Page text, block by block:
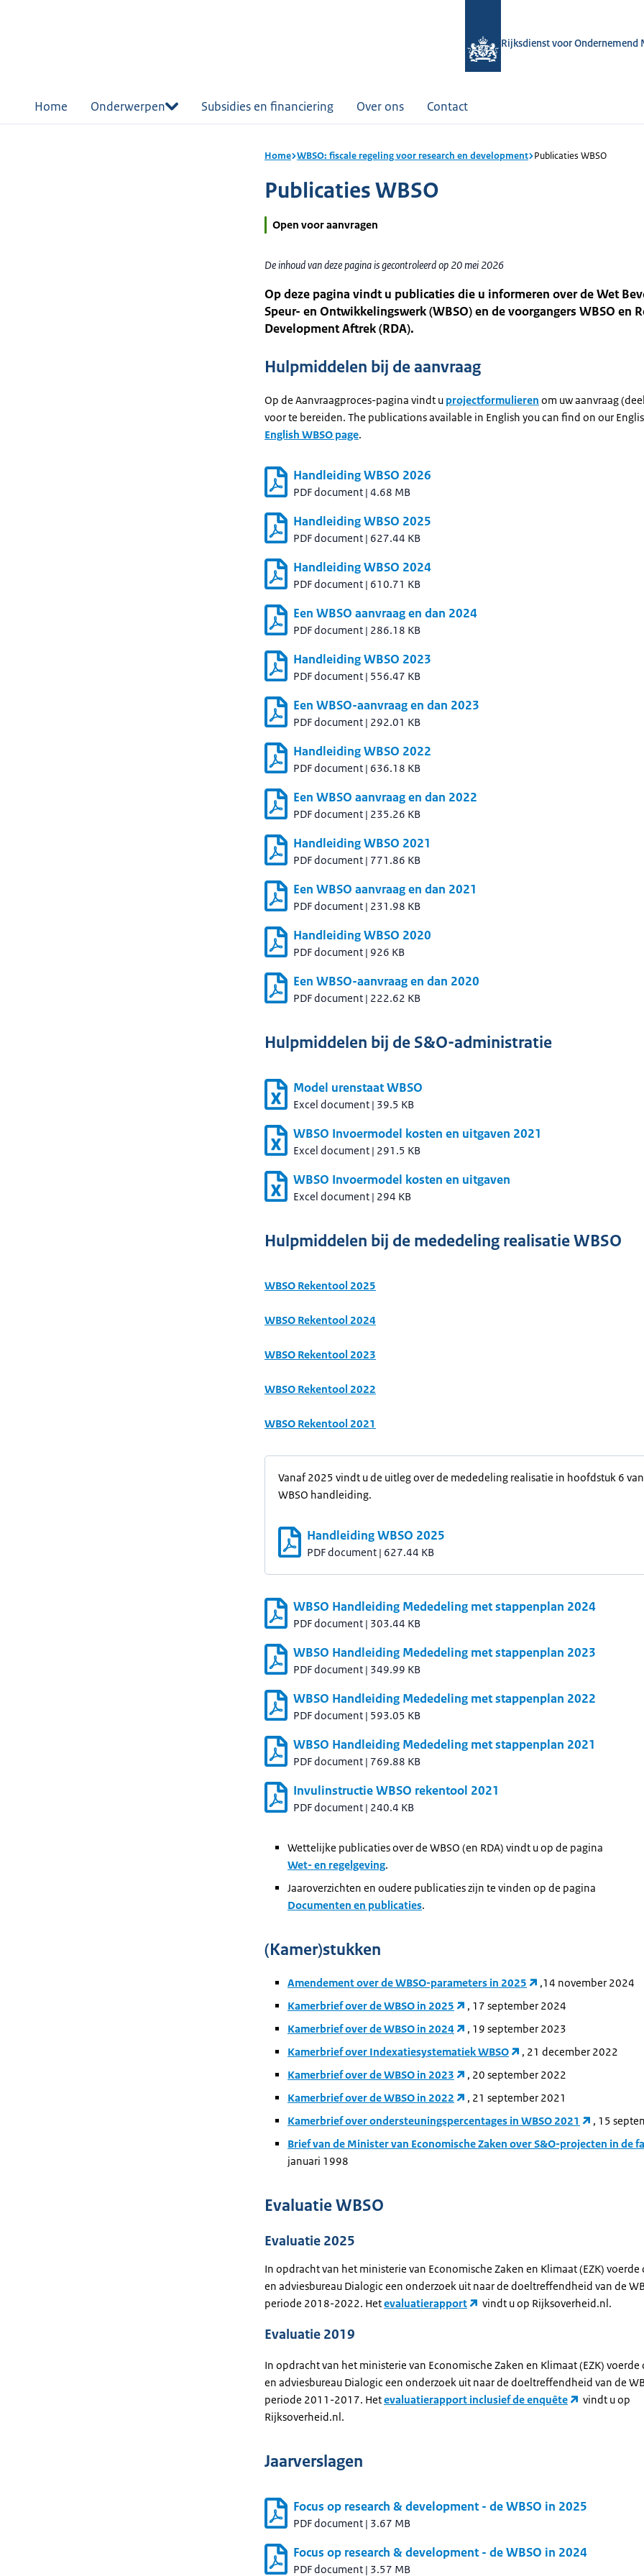
Rijksdienst voor Ondernemend
Home Onderwerpen Subsidies en financiering Over ons Contact
Home WBSO: fiscale regeling voor research en development Publicaties WBSO
Publicaties WBSO
Open voor aanvragen
De inhoud van deze pagina is gecontroleerd op 20 mei 2026
Op deze pagina vindt u publicaties die u informeren over de Wet
Speur- en Ontwikkelingswerk (WBSO) en de voorgangers WBSO en
Development Aftrek (RDA).
Hulpmiddelen bij de aanvraag
Op de Aanvraagproces-pagina vindt u projectformulieren om uw aanvraag
voor te bereiden. The publications available in English you can find on our
English WBSO page.
Handleiding WBSO 2026
PDF document | 4.68 MB
Handleiding WBSO 2025
PDF document | 627.44 KB
Handleiding WBSO 2024
PDF document | 610.71 KB
Een WBSO aanvraag en dan 2024
PDF document | 286.18 KB
Handleiding WBSO 2023
PDF document | 556.47 KB
Een WBSO-aanvraag en dan 2023
PDF document | 292.01 KB
Handleiding WBSO 2022
PDF document | 636.18 KB
Een WBSO aanvraag en dan 2022
PDF document | 235.26 KB
Handleiding WBSO 2021
PDF document | 771.86 KB
Een WBSO aanvraag en dan 2021
PDF document | 231.98 KB
Handleiding WBSO 2020
PDF document | 926 KB
Een WBSO-aanvraag en dan 2020
PDF document | 222.62 KB
Hulpmiddelen bij de S&O-administratie
Model urenstaat WBSO
Excel document | 39.5 KB
WBSO Invoermodel kosten en uitgaven 2021
Excel document | 291.5 KB
WBSO Invoermodel kosten en uitgaven
Excel document | 294 KB
Hulpmiddelen bij de mededeling realisatie WBSO
WBSO Rekentool 2025
WBSO Rekentool 2024
WBSO Rekentool 2023
WBSO Rekentool 2022
WBSO Rekentool 2021
Vanaf 2025 vindt u de uitleg over de mededeling realisatie in hoofdstuk 6
WBSO handleiding.
Handleiding WBSO 2025
PDF document | 627.44 KB
WBSO Handleiding Mededeling met stappenplan 2024
PDF document | 303.44 KB
WBSO Handleiding Mededeling met stappenplan 2023
PDF document | 349.99 KB
WBSO Handleiding Mededeling met stappenplan 2022
PDF document | 593.05 KB
WBSO Handleiding Mededeling met stappenplan 2021
PDF document | 769.88 KB
Invulinstructie WBSO rekentool 2021
PDF document | 240.4 KB
Wettelijke publicaties over de WBSO (en RDA) vindt u op de pagina
Wet- en regelgeving.
Jaaroverzichten en oudere publicaties zijn te vinden op de pagina
Documenten en publicaties.
(Kamer)stukken
Amendement over de WBSO-parameters in 2025
,14 november 2024
Kamerbrief over de WBSO in 2025
, 17 september 2024
Kamerbrief over de WBSO in 2024
, 19 september 2023
Kamerbrief over Indexatiesystematiek WBSO
, 21 december 2022
Kamerbrief over de WBSO in 2023
, 20 september 2022
Kamerbrief over de WBSO in 2022
, 21 september 2021
Kamerbrief over ondersteuningspercentages in WBSO 2021
, 15
Brief van de Minister van Economische Zaken over S&O-projecten in de
januari 1998
Evaluatie WBSO
Evaluatie 2025
In opdracht van het ministerie van Economische Zaken en Klimaat (EZK)
en adviesbureau Dialogic een onderzoek uit naar de doeltreffendheid van de
periode 2018-2022. Hetevaluatierapport vindt u op Rijksoverheid.nl.
Evaluatie 2019
In opdracht van het ministerie van Economische Zaken en Klimaat (EZK)
en adviesbureau Dialogic een onderzoek uit naar de doeltreffendheid van de
periode 2011-2017. Hetevaluatierapport inclusief de enquête
vindt u op
Rijksoverheid.nl.
Jaarverslagen
Focus op research & development - de WBSO in 2025
PDF document | 3.67 MB
Focus op research & development - de WBSO in 2024
PDF document | 3.57 MB